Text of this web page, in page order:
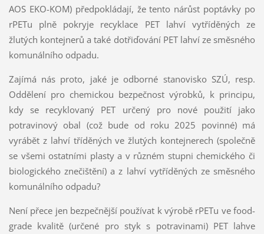
AOS EKO-KOM) ​předpokládají, že tento nárůst poptávky po
rPETu plně pokryje recyklace PET lahví vytříděných ze
žlutých kontejnerů a také dotřiďování PET lahví ze směsného
komunálního odpadu.​
Zajímá nás proto, jaké je odborné stanovisko SZÚ, resp.
Oddělení pro chemickou bezpečnost výrobků, k principu,
kdy se recyklovaný PET určený pro nové použití jako
potravinový obal (což bude od roku 2025 povinné) má
vyrábět z lahví tříděných ve žlutých kontejnerech (společně
se všemi ostatními plasty a v různém stupni chemického či
biologického znečištění) a z lahví vytříděných ze směsného
komunálního odpadu?​
Není přece jen bezpečnější používat k výrobě rPETu ve food-
grade kvalitě (určené pro styk s potravinami) PET lahve